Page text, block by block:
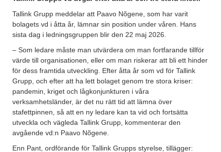
Tallink Grupp meddelar att Paavo Nõgene, som har varit
bolagets vd i åtta år, lämnar sin position under våren. Hans
sista dag i ledningsgruppen blir den 22 maj 2026.
– Som ledare måste man utvärdera om man fortfarande tillför
värde till organisationen, eller om man riskerar att bli ett hinder
för dess framtida utveckling. Efter åtta år som vd för Tallink
Grupp, och efter att ha lett bolaget genom tre stora kriser:
pandemin, kriget och lågkonjunkturen i våra
verksamhetsländer, är det nu rätt tid att lämna över
stafettpinnen, så att en ny ledare kan ta vid och fortsätta
utveckla och vägleda Tallink Grupp, kommenterar den
avgående vd:n Paavo Nõgene.
Enn Pant, ordförande för Tallink Grupps styrelse, tillägger: